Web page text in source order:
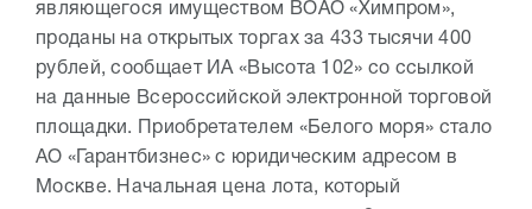
являющегося имуществом ВОАО «Химпром»,
проданы на открытых торгах за 433 тысячи 400
рублей, сообщает ИА «Высота 102» со ссылкой
на данные Всероссийской электронной торговой
площадки. Приобретателем «Белого моря» стало
АО «Гарантбизнес» с юридическим адресом в
Москве. Начальная цена лота, который